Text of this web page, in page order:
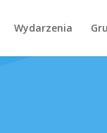
Wydarzenia